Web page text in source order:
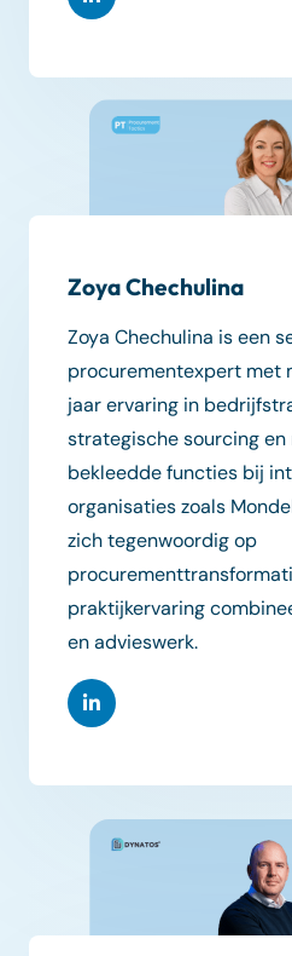
Zoya Chechulina
Zoya Chechulina is een
procurementexpert met
jaar ervaring in
strategische sourcing en
bekleedde functies bij
organisaties zoals
zich tegenwoordig op
praktijkervaring
en advieswerk.